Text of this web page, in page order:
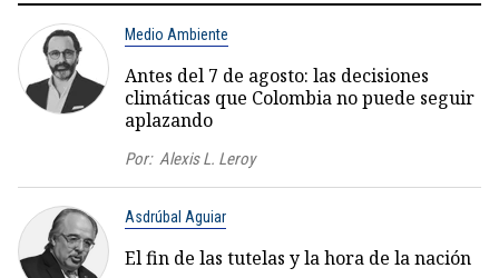
Medio Ambiente
Antes del 7 de agosto: las decisiones
climáticas que Colombia no puede seguir
aplazando
Por: Alexis L. Leroy
Asdrúbal Aguiar
El fin de las tutelas y la hora de la nación